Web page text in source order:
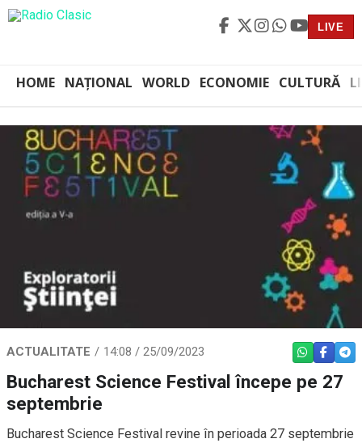
LIVE
HOME NAȚIONAL WORLD ECONOMIE CULTURĂ
ACTUALITATE 14:08 / 25/09/2023 WHATSAPP
Bucharest Science Festival începe pe 27
septembrie
Bucharest Science Festival revine în perioada 27 septembrie